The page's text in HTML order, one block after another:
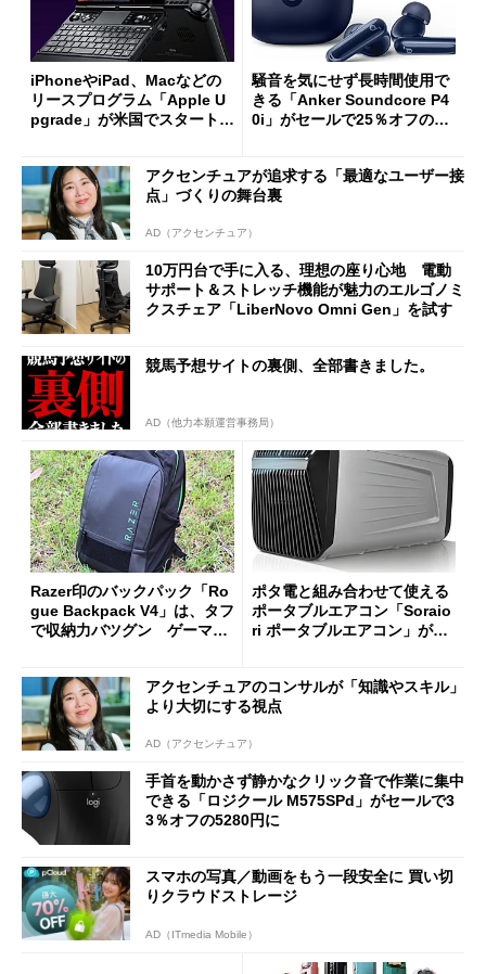
iPhoneやiPad、Macなどの
リースプログラム「Apple U
pgrade」が米国でスタート／
ut」が明...
騒音を気にせず長時間使用で
きる「Anker Soundcore P4
0i」がセールで25％オフの59
アクセンチュアが追求する「最適なユーザー接
点」づくりの舞台裏
AD（アクセンチュア）
10万円台で手に入る、理想の座り心地 電動
サポート＆ストレッチ機能が魅力のエルゴノミ
クスチェア「LiberNovo Omni Gen」を試す
競馬予想サイトの裏側、全部書きました。
AD（他力本願運営事務局）
Razer印のバックパック「Ro
gue Backpack V4」は、タフ
で収納力バツグン ゲーマー
ポタ電と組み合わせて使える
ポータブルエアコン「Soraio
ri ポータブルエアコン」がセ
アクセンチュアのコンサルが「知識やスキル」
より大切にする視点
AD（アクセンチュア）
手首を動かさず静かなクリック音で作業に集中
できる「ロジクール M575SPd」がセールで3
3％オフの5280円に
スマホの写真／動画をもう一段安全に 買い切
りクラウドストレージ
AD（ITmedia Mobile）